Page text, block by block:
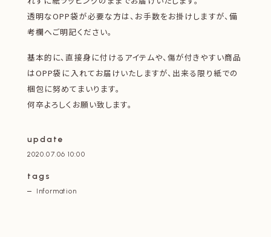
透明なOPP袋が必要な方は、お手数をお掛けしますが、備
考欄へご明記ください。
基本的に、直接身に付けるアイテムや、傷が付きやすい商品
はOPP袋に入れてお届けいたしますが、出来る限り紙での
梱包に努めてまいります。
何卒よろしくお願い致します。
update
2020.07.06 10:00
tags
Information